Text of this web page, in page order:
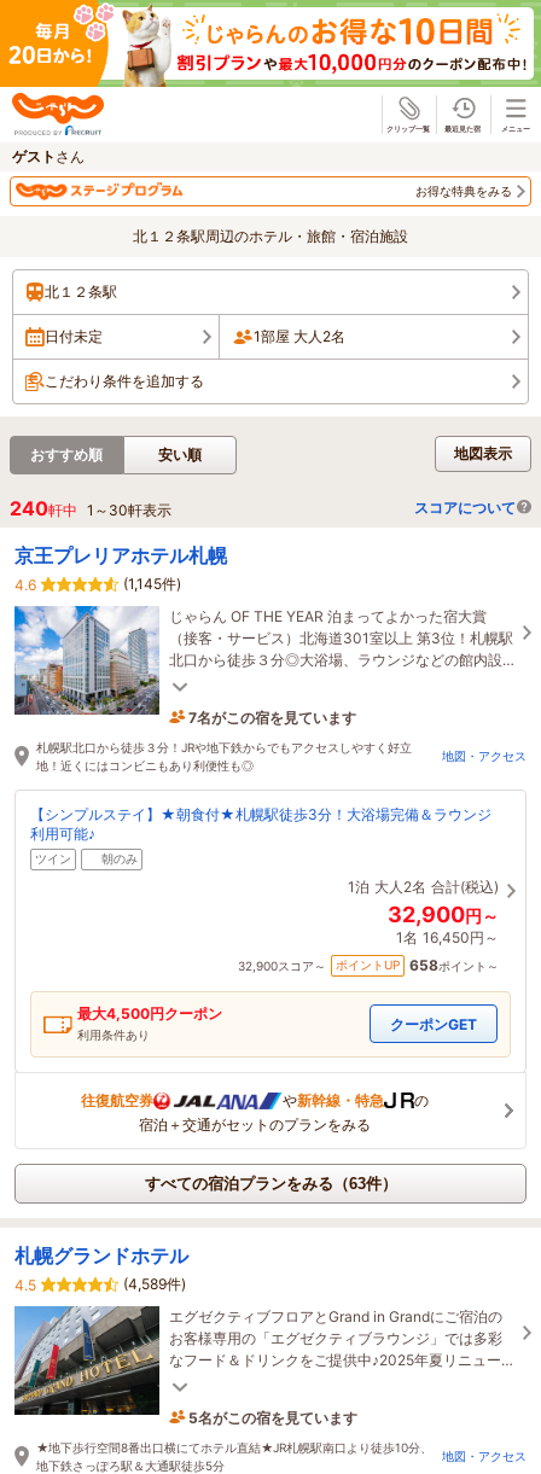
ゲスト さん
お得な特典をみる
北１２条駅周辺のホテル・旅館・宿泊施設
北１２条駅
日付未定 1部屋 大人2名
こだわり条件を追加する
地図表示
おすすめ順 安い順
240軒中 1 ～ 30軒表示 スコアについて
京王プレリアホテル札幌
4.6
(1,145件)
じゃらん OF THE YEAR 泊まってよかった宿大賞
（接客・サービス）北海道301室以上 第3位！札幌駅
北口から徒歩３分◎大浴場、ラウンジなどの館内設
備も充実。朝食は旬の北海道産食材の魅力を五感で
7名がこの宿を見ています
2時間前に予約されました
札幌駅北口から徒歩３分！JRや地下鉄からでもアクセスしやすく好立
地！近くにはコンビニもあり利便性も◎
地図・アクセス
【シンプルステイ】★朝食付★札幌駅徒歩3分！大浴場完備＆ラウンジ
利用可能♪
ツイン 朝のみ
1泊 大人2名 合計(税込)
32,900円～
1名 16,450円～
32,900スコア～ ポイントUP 658ポイント～
最大4,500円クーポン
利用条件あり
クーポンGET
往復航空券 や新幹線・特急
の
宿泊＋交通がセットのプランをみる
すべての宿泊プランをみる（63件）
札幌グランドホテル
4.5
(4,589件)
エグゼクティブフロアとGrand in Grandにご宿泊の
お客様専用の「エグゼクティブラウンジ」では多彩
なフード＆ドリンクをご提供中♪2025年夏リニュー
アルのグランドクラシックフロアも好評です！
5名がこの宿を見ています
たった今予約されました
★地下歩行空間8番出口横にてホテル直結★JR札幌駅南口より徒歩10分、
地下鉄さっぽろ駅＆大通駅徒歩5分
地図・アクセス